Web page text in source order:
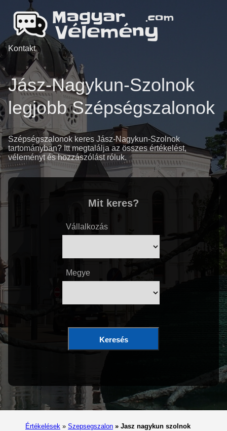
Kontakt
Jász-Nagykun-Szolnok
legjobb Szépségszalonok
Szépségszalonok keres Jász-Nagykun-Szolnok
tartományban? Itt megtalálja az összes értékelést,
véleményt és hozzászólást róluk.
Mit keres?
Vállalkozás
Megye
Keresés
Értékelések » Szepsegszalon » Jasz nagykun szolnok